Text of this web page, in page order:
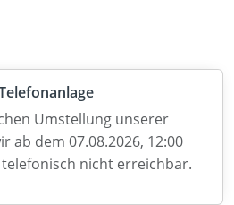
Umstellung unserer
ab dem 07.08.2026, 12:00
nicht erreichbar.